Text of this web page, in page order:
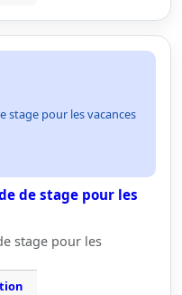
stage pour les vacances
de stage pour les
stage pour les